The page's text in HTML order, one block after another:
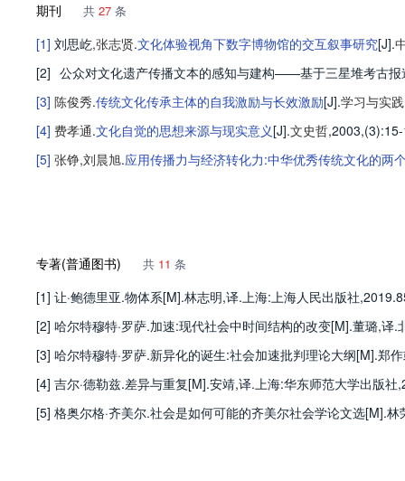
期刊 共 27 条
[1] 刘思屹,张志贤.文化体验视角下数字博物馆的交互叙事研究[J].
[2] 公众对文化遗产传播文本的感知与建构——基于三星堆考古报
[3] 陈俊秀.传统文化传承主体的自我激励与长效激励[J].学习与实践
[4] 费孝通.文化自觉的思想来源与现实意义[J].文史哲,2003,(3)
[5] 张铮,刘晨旭.应用传播力与经济转化力:中华优秀传统文化的两
专著(普通图书) 共 11 条
[1] 让·鲍德里亚.物体系[M].林志明,译.上海:上海人民出版社
[2] 哈尔特穆特·罗萨.加速:现代社会中时间结构的改变[M].董璐,译
[3] 哈尔特穆特·罗萨.新异化的诞生:社会加速批判理论大纲[M].郑
[4] 吉尔·德勒兹.差异与重复[M].安靖,译.上海:华东师范大学出版社
[5] 格奥尔格·齐美尔.社会是如何可能的齐美尔社会学论文选[M].